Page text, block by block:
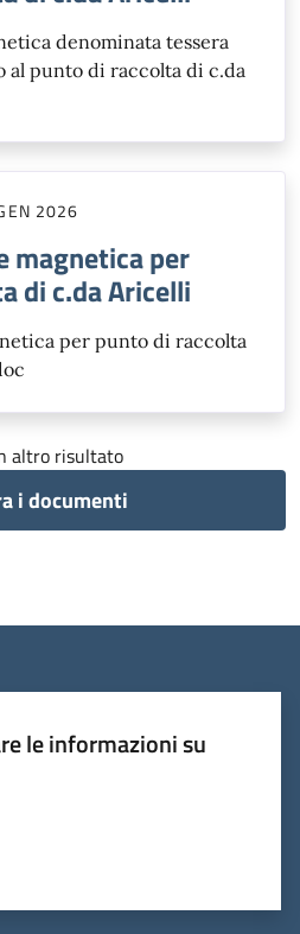
denominata tessera
al punto di raccolta di c.da
2026
magnetica per
di c.da Aricelli
per punto di raccolta
altro risultato
i documenti
le informazioni su